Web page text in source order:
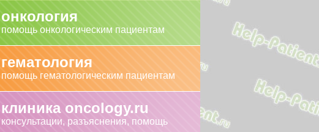
онкология
помощь онкологическим пациентам
гематология
помощь гематологическим пациентам
клиника oncology.ru
консультации, разъяснения, помощь